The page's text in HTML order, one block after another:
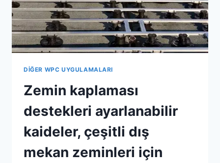
BIR
OMURGADAN
OLUŞUR.
DIĞER WPC UYGULAMALARI
Zemin kaplaması
destekleri ayarlanabilir
kaideler, çeşitli dış
mekan zeminleri için